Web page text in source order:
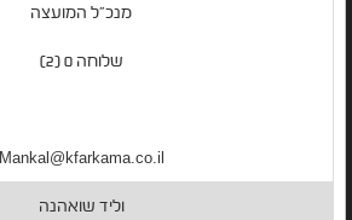
מנכ"ל המועצה
שלוחה 0 (2)
Mankal@kfarkama.co.il
וליד שואהנה